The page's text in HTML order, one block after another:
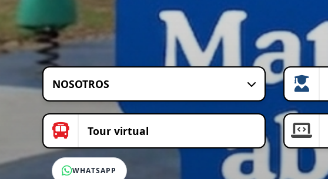
NOSOTROS
Tour virtual
WHATSAPP